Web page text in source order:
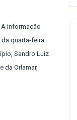
informação
quarta-feira
Sandro Luiz
da Orlamar,